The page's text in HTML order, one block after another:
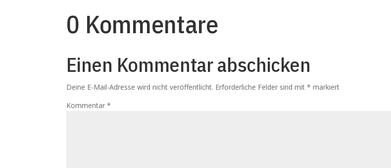
0 Kommentare
Einen Kommentar abschicken
Deine E-Mail-Adresse wird nicht veröffentlicht. Erforderliche Felder sind mit* markiert
Kommentar*